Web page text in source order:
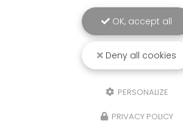
OK, accept all
Deny all cookies
PERSONALIZE
PRIVACY POLICY